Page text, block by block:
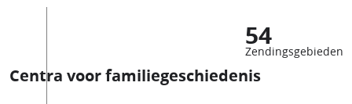
54
Zendingsgebieden
Centra voor familiegeschiedenis